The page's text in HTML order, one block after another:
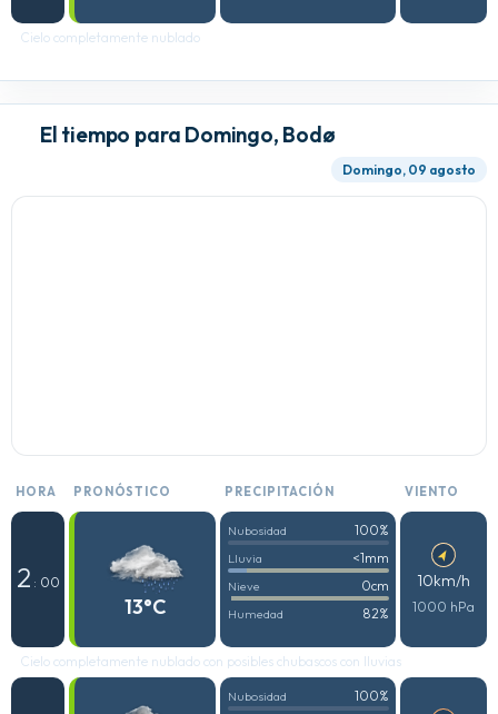
Cielo completamente nublado
El tiempo para Domingo, Bodø
Domingo, 09 agosto
HORA PRONÓSTICO PRECIPITACIÓN VIENTO
2 : 00
13°C
Nubosidad 100%
Lluvia <1mm
Nieve 0cm
Humedad 82%
10km/h
1000 hPa
Cielo completamente nublado con posibles chubascos con lluvias
Nubosidad 100%